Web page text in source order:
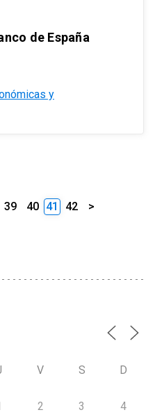
de España
y
39 40 41 42 >
V S D
2 3 4